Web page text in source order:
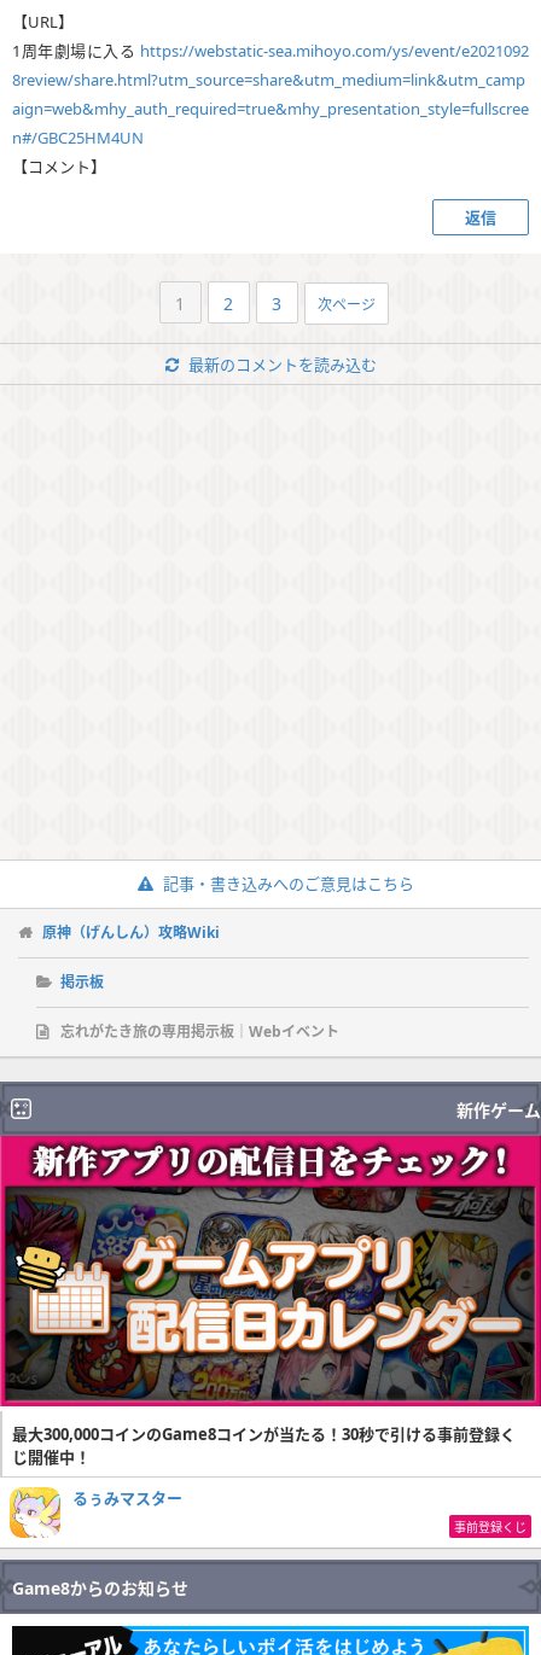
【URL】
1周年劇場に入る https://webstatic-sea.mihoyo.com/ys/event/e2021092
8review/share.html?utm_source=share&utm_medium=link&utm_camp
aign=web&mhy_auth_required=true&mhy_presentation_style=fullscree
n#/GBC25HM4UN
【コメント】
返信
1 2 3 次ページ
最新のコメントを読み込む
記事・書き込みへのご意見はこちら
原神（げんしん）攻略Wiki
掲示板
忘れがたき旅の専用掲示板｜Webイベント
新作ゲーム
最大300,000コインのGame8コインが当たる！30秒で引ける事前登録く
じ開催中！
るぅみマスター
事前登録くじ
Game8からのお知らせ